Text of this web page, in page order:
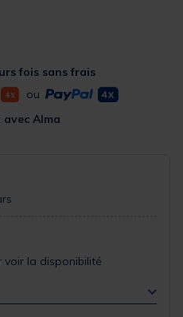
fois sans frais
ou
avec Alma
voir la disponibilité